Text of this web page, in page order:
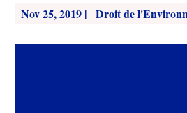
Nov 25, 2019 | Droit de